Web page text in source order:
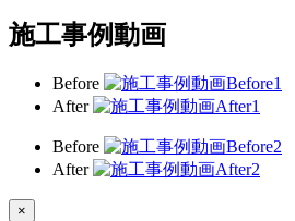
施工事例動画
Before
After
Before
After
×